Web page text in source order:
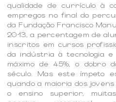
qualidade de currículo à
empregos no final do
da Fundação Francisco
2013, a percentagem de
inscritos em cursos
da indústria à tecnologia
máximo de 45%, o dobro
século. Mas este ímpeto
quando a maioria dos
o ensino superior,